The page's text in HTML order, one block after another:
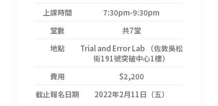
上課時間
7:30pm-9:30pm
堂數
共7堂
地點
Trial and Error Lab （佐敦吳松
街191號突破中心1樓）
費用
$2,200
截止報名日期
2022年2月11日（五）